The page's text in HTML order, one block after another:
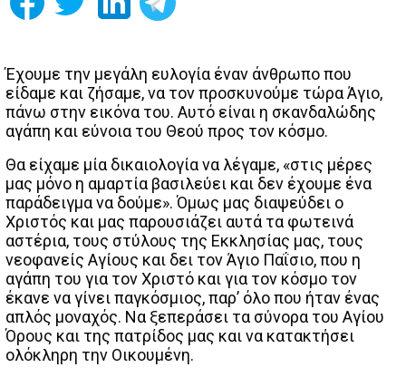
Έχουμε την μεγάλη ευλογία έναν άνθρωπο που
είδαμε και ζήσαμε, να τον προσκυνούμε τώρα Άγιο,
πάνω στην εικόνα του. Αυτό είναι η σκανδαλώδης
αγάπη και εύνοια του Θεού προς τον κόσμο.
Θα είχαμε μία δικαιολογία να λέγαμε, «στις μέρες
μας μόνο η αμαρτία βασιλεύει και δεν έχουμε ένα
παράδειγμα να δούμε». Όμως μας διαψεύδει ο
Χριστός και μας παρουσιάζει αυτά τα φωτεινά
αστέρια, τους στύλους της Εκκλησίας μας, τους
νεοφανείς Αγίους και δει τον Άγιο Παΐσιο, που η
αγάπη του για τον Χριστό και για τον κόσμο τον
έκανε να γίνει παγκόσμιος, παρ’ όλο που ήταν ένας
απλός μοναχός. Να ξεπεράσει τα σύνορα του Αγίου
Όρους και της πατρίδος μας και να κατακτήσει
ολόκληρη την Οικουμένη.